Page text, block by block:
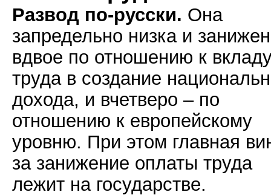
Развод по-русски. Она
запредельно низка и
вдвое по отношению к
труда в создание
дохода, и вчетверо – по
отношению к европейскому
уровню. При этом главная
за занижение оплаты труда
лежит на государстве.